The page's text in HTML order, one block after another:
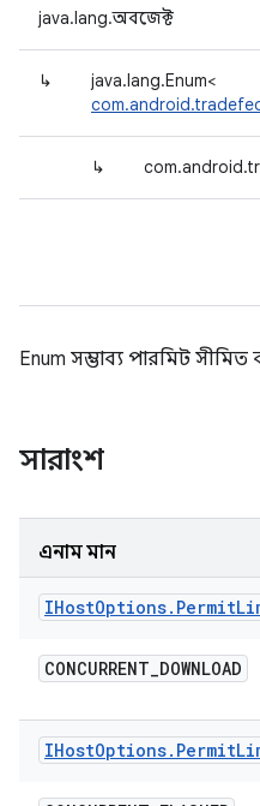
java.lang.অবজেক্ট
↳
java.lang.Enum<
↳
Enum সম্ভাব্য পারমিট সীমিত
সারাংশ
এনাম মান
IHostOptions. Permit
CONCURRENT_DOWNLOAD
IHostOptions. Permit